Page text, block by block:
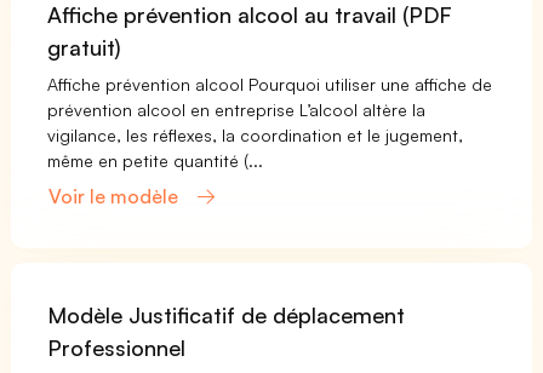
Affiche prévention alcool au travail (PDF
gratuit)
Affiche prévention alcool Pourquoi utiliser une affiche de
prévention alcool en entreprise L’alcool altère la
vigilance, les réflexes, la coordination et le jugement,
même en petite quantité (...
Voir le modèle
Modèle Justificatif de déplacement
Professionnel